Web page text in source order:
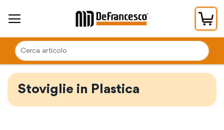
Stoviglie in Plastica